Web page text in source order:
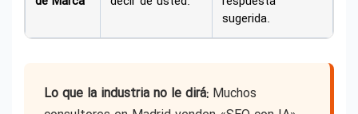
sugerida.
Lo que la industria no le dirá: Muchos